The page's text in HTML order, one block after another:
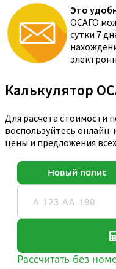
Это
ОСАГО
сутки 7
Калькулятор
Для расчета стоимости
воспользуйтесь
цены и предложения